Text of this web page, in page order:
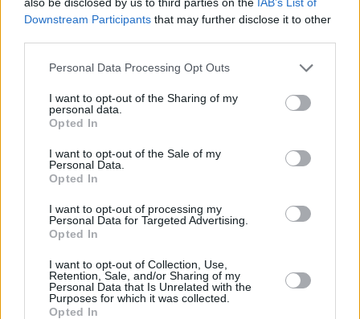
Downstream Participants that may further disclose it to other
Personal Data Processing Opt Outs
I want to opt-out of the Sharing of my
personal data.
Opted In
I want to opt-out of the Sale of my
Personal Data.
Opted In
I want to opt-out of processing my
Personal Data for Targeted Advertising.
Opted In
I want to opt-out of Collection, Use,
Retention, Sale, and/or Sharing of my
Personal Data that Is Unrelated with the
Purposes for which it was collected.
Opted In
Νέοι δασμοί σε Shein, Temu και Alibaba:
Απόφαση–σταθμός της ΕΕ για το 2026
ΠΛΑΝΉΤΗΣ 13 Νοεμβρίου, 2025
Όλο και πιο κοντά έρχεται το “φρένο” στις φθηνές κινεζικές